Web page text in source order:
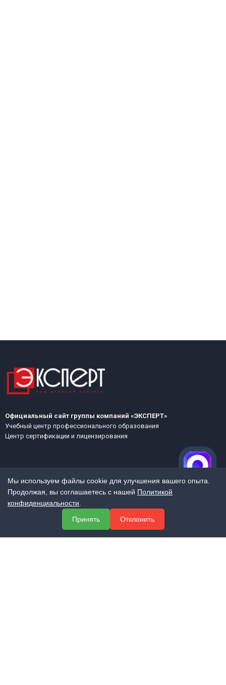
Официальный сайт группы компаний «ЭКСПЕРТ»
Учебный центр профессионального образования
Центр сертификации и лицензирования
МЕНЮ
Мы используем файлы cookie для улучшения вашего опыта.
Продолжая, вы соглашаетесь с нашей Политикой
конфиденциальности
Принять
Отклонить